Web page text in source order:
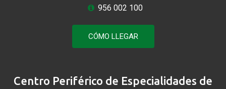
956 002 100
CÓMO LLEGAR
Centro Periférico de Especialidades de